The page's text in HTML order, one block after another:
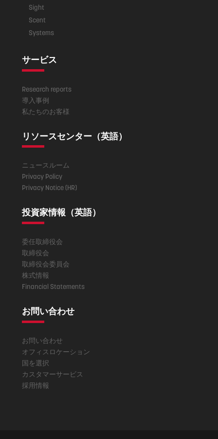
Sight
Scent
Systems
サービス
Research reports
導入事例
私たちのお客様
リソースセンター（英語）
ニュースルーム
Privacy Policy
Privacy Notice (HR)
投資家情報（英語）
委任取締役会
取締役会
取締役会委員会
株式情報
Financial Statements
お問い合わせ
お問い合わせ
オフィスロケーション
国を選択
カスタマーサービス
採用情報